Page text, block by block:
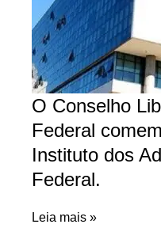
O Conselho
Federal
Instituto dos
Federal.
Leia mais »